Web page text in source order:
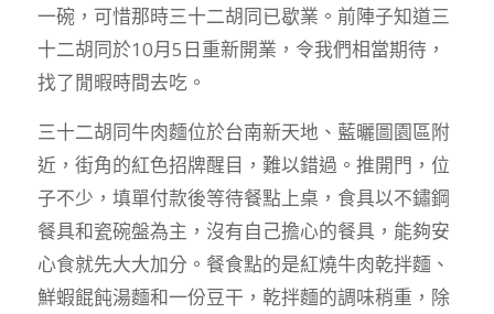
一碗，可惜那時三十二胡同已歇業。前陣子知道三
十二胡同於10月5日重新開業，令我們相當期待，
找了閒暇時間去吃。
三十二胡同牛肉麵位於台南新天地、藍曬圖園區附
近，街角的紅色招牌醒目，難以錯過。推開門，位
子不少，填單付款後等待餐點上桌，食具以不鏽鋼
餐具和瓷碗盤為主，沒有自己擔心的餐具，能夠安
心食就先大大加分。餐食點的是紅燒牛肉乾拌麵、
鮮蝦餛飩湯麵和一份豆干，乾拌麵的調味稍重，除